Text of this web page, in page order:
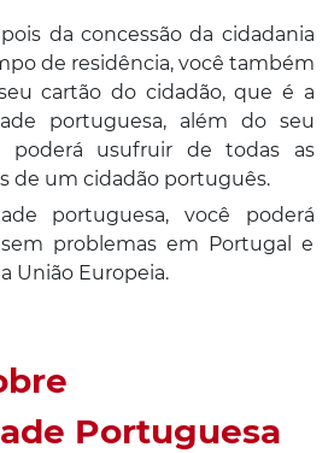
da concessão da cidadania
de residência, você também
cartão do cidadão, que é a
portuguesa, além do seu
poderá usufruir de todas as
de um cidadão português.
portuguesa, você poderá
problemas em Portugal e
União Europeia.
Portuguesa